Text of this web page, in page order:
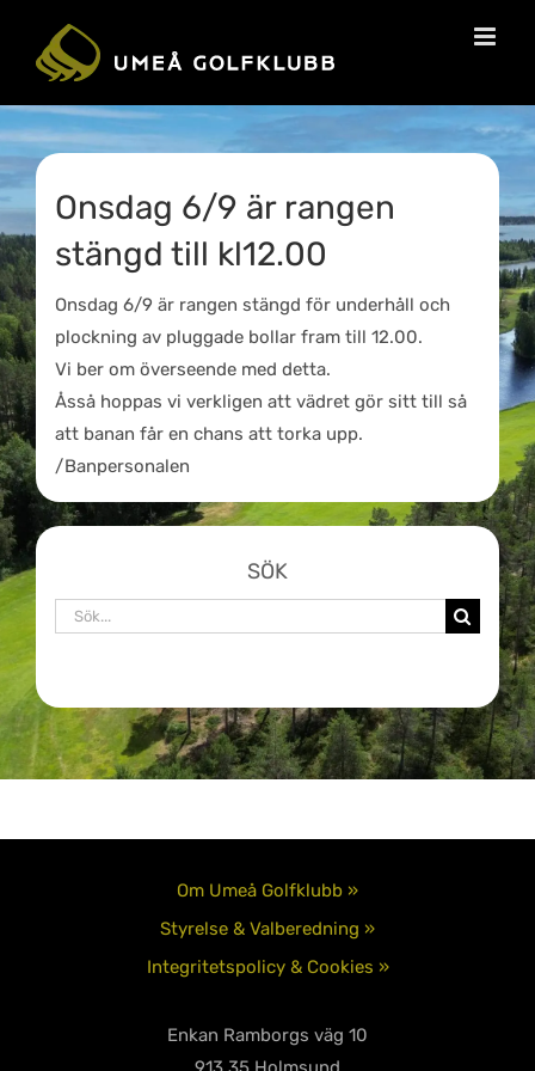
Onsdag 6/9 är rangen
stängd till kl12.00
Onsdag 6/9 är rangen stängd för underhåll och
plockning av pluggade bollar fram till 12.00.
Vi ber om överseende med detta.
Åsså hoppas vi verkligen att vädret gör sitt till så
att banan får en chans att torka upp.
/Banpersonalen
SÖK
Sök
Om Umeå Golfklubb »
Styrelse & Valberedning »
Integritetspolicy & Cookies »
Enkan Ramborgs väg 10